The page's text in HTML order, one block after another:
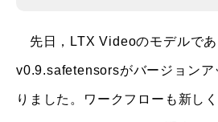
先日，LTX Videoのモデルで
v0.9.safetensorsがバージョンア
りました。ワークフローも新し